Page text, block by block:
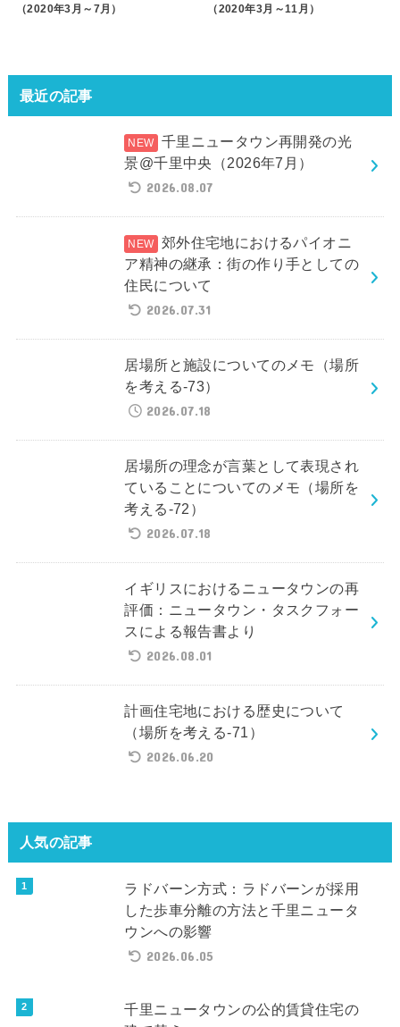
（2020年3月～7月）
（2020年3月～11月）
最近の記事
千里ニュータウン再開発の光
景@千里中央（2026年7月）
2026.08.07
郊外住宅地におけるパイオニ
ア精神の継承：街の作り手としての
住民について
2026.07.31
居場所と施設についてのメモ（場所
を考える-73）
2026.07.18
居場所の理念が言葉として表現され
ていることについてのメモ（場所を
考える-72）
2026.07.18
イギリスにおけるニュータウンの再
評価：ニュータウン・タスクフォー
スによる報告書より
2026.08.01
計画住宅地における歴史について
（場所を考える-71）
2026.06.20
人気の記事
ラドバーン方式：ラドバーンが採用
した歩車分離の方法と千里ニュータ
ウンへの影響
2026.06.05
千里ニュータウンの公的賃貸住宅の